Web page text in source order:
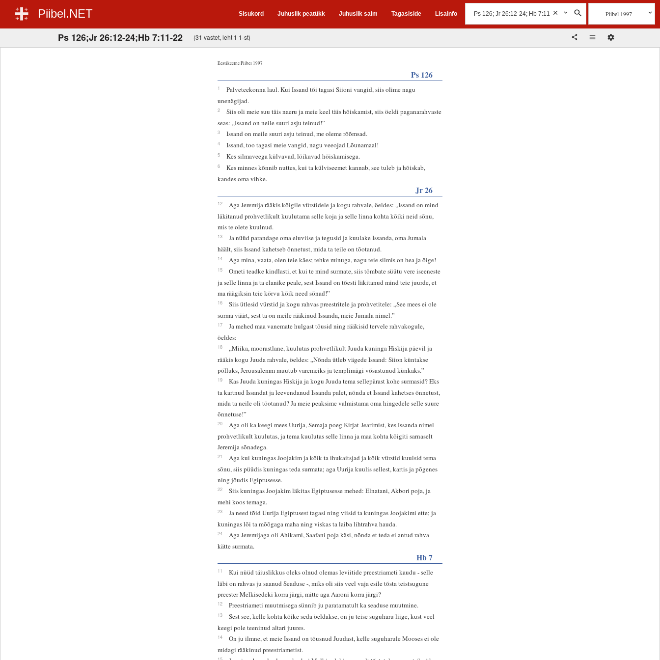
Piibel.NET Sisukord Juhuslik peatükk Juhuslik salm Tagasiside Lisainfo Piibel 1997
Ps 126;Jr 26:12-24;Hb 7:11-22 (31 vastet, leht 1 1-st)
Eestikeelne Piibel 1997
Ps 126
1
Palveteekonna laul. Kui Issand tõi tagasi Siioni vangid, siis olime nagu
unenägijad.
2
Siis oli meie suu täis naeru ja meie keel täis hõiskamist, siis öeldi paganarahvaste
seas: „Issand on neile suuri asju teinud!”
3 Issand on meile suuri asju teinud, me oleme rõõmsad.
4 Issand, too tagasi meie vangid, nagu veeojad Lõunamaal!
5 Kes silmaveega külvavad, lõikavad hõiskamisega.
6
Kes minnes kõnnib nuttes, kui ta külviseemet kannab, see tuleb ja hõiskab,
kandes oma vihke.
Jr 26
12
Aga Jeremija rääkis kõigile vürstidele ja kogu rahvale, öeldes: „Issand on mind
läkitanud prohvetlikult kuulutama selle koja ja selle linna kohta kõiki neid sõnu,
mis te olete kuulnud.
13
Ja nüüd parandage oma eluviise ja tegusid ja kuulake Issanda, oma Jumala
häält, siis Issand kahetseb õnnetust, mida ta teile on tõotanud.
14 Aga mina, vaata, olen teie käes; tehke minuga, nagu teie silmis on hea ja õige!
15
Ometi teadke kindlasti, et kui te mind surmate, siis tõmbate süütu vere iseeneste
ja selle linna ja ta elanike peale, sest Issand on tõesti läkitanud mind teie juurde, et
ma räägiksin teie kõrvu kõik need sõnad!”
16
Siis ütlesid vürstid ja kogu rahvas preestritele ja prohvetitele: „See mees ei ole
surma väärt, sest ta on meile rääkinud Issanda, meie Jumala nimel.”
17
Ja mehed maa vanemate hulgast tõusid ning rääkisid tervele rahvakogule,
öeldes:
18
„Miika, moorastlane, kuulutas prohvetlikult Juuda kuninga Hiskija päevil ja
rääkis kogu Juuda rahvale, öeldes: „Nõnda ütleb vägede Issand: Siion küntakse
põlluks, Jeruusalemm muutub varemeiks ja templimägi võsastunud künkaks.”
19
Kas Juuda kuningas Hiskija ja kogu Juuda tema sellepärast kohe surmasid? Eks
ta kartnud Issandat ja leevendanud Issanda palet, nõnda et Issand kahetses õnnetust,
mida ta neile oli tõotanud? Ja meie peaksime valmistama oma hingedele selle suure
õnnetuse!”
20
Aga oli ka keegi mees Uurija, Semaja poeg Kirjat-Jearimist, kes Issanda nimel
prohvetlikult kuulutas, ja tema kuulutas selle linna ja maa kohta kõigiti sarnaselt
Jeremija sõnadega.
21
Aga kui kuningas Joojakim ja kõik ta ihukaitsjad ja kõik vürstid kuulsid tema
sõnu, siis püüdis kuningas teda surmata; aga Uurija kuulis sellest, kartis ja põgenes
ning jõudis Egiptusesse.
22
Siis kuningas Joojakim läkitas Egiptusesse mehed: Elnatani, Akbori poja, ja
mehi koos temaga.
23
Ja need tõid Uurija Egiptusest tagasi ning viisid ta kuningas Joojakimi ette; ja
kuningas lõi ta mõõgaga maha ning viskas ta laiba lihtrahva hauda.
24
Aga Jeremijaga oli Ahikami, Saafani poja käsi, nõnda et teda ei antud rahva
kätte surmata.
Hb 7
11
Kui nüüd täiuslikkus oleks olnud olemas leviitide preestriameti kaudu - selle
läbi on rahvas ju saanud Seaduse -, miks oli siis veel vaja esile tõsta teistsugune
preester Melkisedeki korra järgi, mitte aga Aaroni korra järgi?
12 Preestriameti muutmisega sünnib ju paratamatult ka seaduse muutmine.
13
Sest see, kelle kohta kõike seda öeldakse, on ju teise suguharu liige, kust veel
keegi pole teeninud altari juures.
14
On ju ilmne, et meie Issand on tõusnud Juudast, kelle suguharule Mooses ei ole
midagi rääkinud preestriametist.